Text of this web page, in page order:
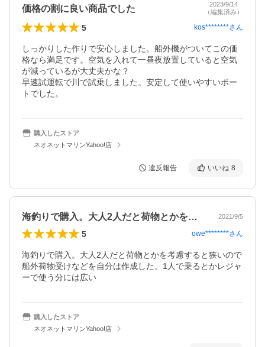
価格の割に良い商品でした
2023/9/14
（編集済み）
5 kos********さん
しっかりした作りで安心しました。船外機がついてこの価
格なら満足です。空気を入れて一昼夜放置していると空気
が減っているが大丈夫かな？
早速試運転で川で試乗しました。安定して使いやすいボー
トでした。
購入したストア
ネオネットマリンYahoo!店
違反報告 いいね 8
海釣りで購入。大人2人だと荷物とかを考… 2021/9/5
5 owe********さん
海釣りで購入。大人2人だと荷物とかを考慮すると狭いので
船外荷物受けなどを自分は作成した。1人で乗るとかレジャ
ーで使う分には広い
購入したストア
ネオネットマリンYahoo!店